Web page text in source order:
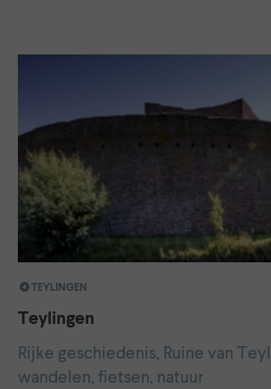
TEYLINGEN
Teylingen
Rijke geschiedenis, Ruine van
wandelen, fietsen, natuur